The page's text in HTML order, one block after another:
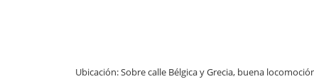
Ubicación: Sobre calle Bélgica y Grecia, buena